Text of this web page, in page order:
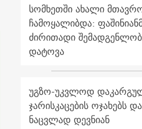
სომხეთში ახალი
ჩამოყალიბდა:
ძირითადი
დატოვა
უგზო-უკვლოდ
ჯარისკაცების ოჯახებს
ნაცვლად დევნიან